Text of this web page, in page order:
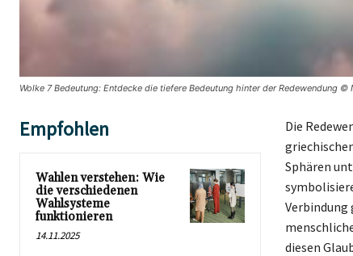
Wolke 7 Bedeutung: Entdecke die tiefere Bedeutung hinter der Redewendung ©
Empfohlen
Wahlen verstehen: Wie
die verschiedenen
Wahlsysteme
funktionieren
14.11.2025
Die
Sphären
Verbindung
diesen